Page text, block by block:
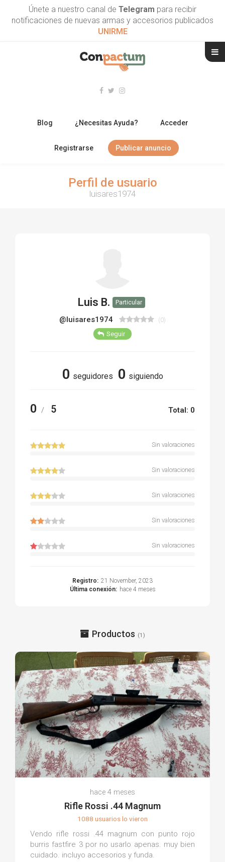
Únete a nuestro canal de Telegram para recibir
notificaciones de nuevas armas y accesorios publicados
UNIRME
Blog ¿Necesitas Ayuda? Acceder
Registrarse Publicar anuncio
Perfil de usuario
luisares1974
Luis B. Particular
@luisares1974 (0)
Seguir
0 seguidores 0 siguiendo
0 / 5 Total: 0
Sin valoraciones
Sin valoraciones
Sin valoraciones
Sin valoraciones
Sin valoraciones
Registro: 21 November, 2023
Última conexión: hace 4 meses
Productos (1)
hace 4 meses
Rifle Rossi .44 Magnum
1088 usuarios lo vieron
Vendo rifle rossi .44 magnum con punto rojo
burris fastfire 3 por no usarlo apenas. muy bien
cuidado. incluyo accesorios y funda.